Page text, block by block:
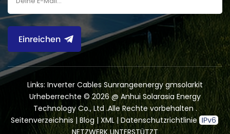
Einreichen
Links: Inverter Cables Sunrangeenergy gmsolarkit
Urheberrechte © 2026 @ Anhui Solarasia Energy
Technology Co., Ltd .Alle Rechte vorbehalten .
Seitenverzeichnis| Blog| XML|Datenschutzrichtlinie
NETZWERK UNTERSTÜTZT